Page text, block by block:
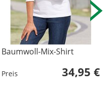
Baumwoll-Mix-Shirt
Preis 34,95 €